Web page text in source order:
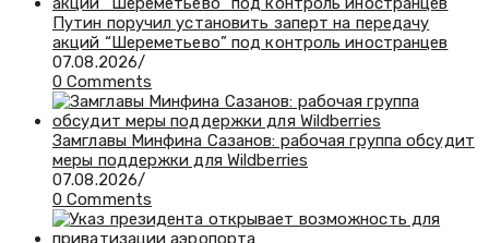
Путин поручил установить заперт на передачу
акций “Шереметьево” под контроль иностранцев
07.08.2026/
0 Comments
Замглавы Минфина Сазанов: рабочая группа обсудит
меры поддержки для Wildberries
07.08.2026/
0 Comments